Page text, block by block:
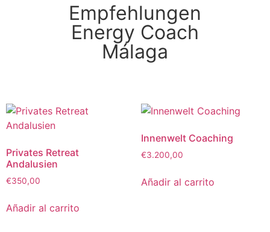
Empfehlungen
Energy Coach
Málaga
Privates Retreat
Andalusien
€350,00
Añadir al carrito
Innenwelt Coaching
€3.200,00
Añadir al carrito